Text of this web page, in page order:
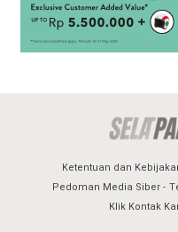
Ketentuan dan
Pedoman Media Siber
Klik Kontak